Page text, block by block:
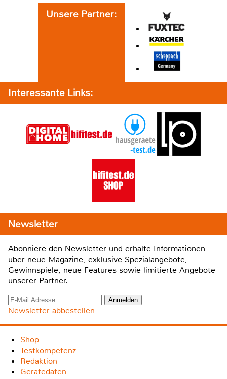
Unsere Partner:
Interessante Links:
Newsletter
Abonniere den Newsletter und erhalte Informationen
über neue Magazine, exklusive Spezialangebote,
Gewinnspiele, neue Features sowie limitierte Angebote
unserer Partner.
Newsletter abbestellen
Shop
Testkompetenz
Redaktion
Gerätedaten